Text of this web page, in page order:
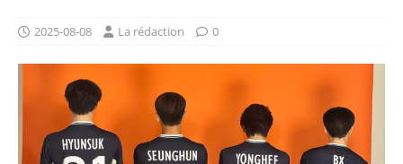
2025-08-08 La rédaction 0